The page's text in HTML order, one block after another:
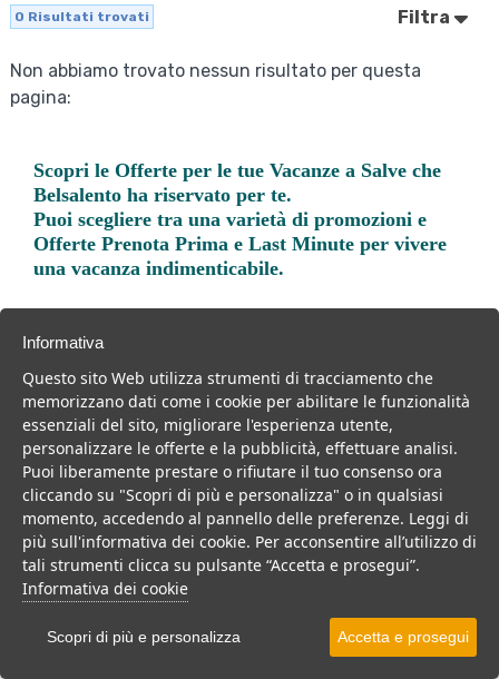
0 Risultati trovati Filtra
Non abbiamo trovato nessun risultato per questa
pagina:
Scopri leOfferte per le tue Vacanze a Salve che
Belsalento ha riservato per te.
Puoi scegliere tra una varietà di promozioni e
Offerte Prenota Prima e Last Minute per vivere
una vacanza indimenticabile.
Trova la soluzione migliore per la tua prossima
vacanza.
Noi di belsalento.it abbiamo selezionato per te le migliori mete, i
migliori servizi, le migliori offerte per il tuo prossimo viaggio.
Residence B&b Casa vacanze
Informativa
Questo sito Web utilizza strumenti di tracciamento che
memorizzano dati come i cookie per abilitare le funzionalità
essenziali del sito, migliorare l'esperienza utente,
personalizzare le offerte e la pubblicità, effettuare analisi.
Puoi liberamente prestare o rifiutare il tuo consenso ora
cliccando su "Scopri di più e personalizza" o in qualsiasi
momento, accedendo al pannello delle preferenze. Leggi di
più sull'informativa dei cookie. Per acconsentire all’utilizzo di
tali strumenti clicca su pulsante “Accetta e prosegui”.
Informativa dei cookie
Scopri di più e personalizza Accetta e prosegui